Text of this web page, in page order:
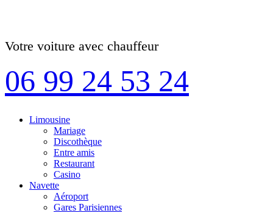
Votre voiture avec chauffeur
06 99 24 53 24
Limousine
Mariage
Discothèque
Entre amis
Restaurant
Casino
Navette
Aéroport
Gares Parisiennes